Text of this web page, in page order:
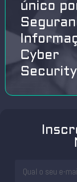
único
Cyber
Security